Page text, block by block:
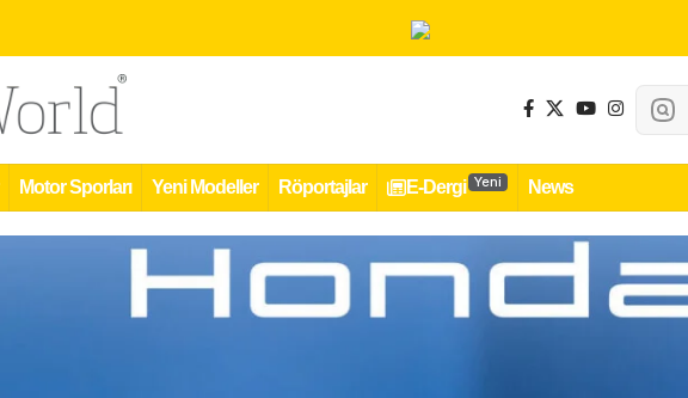
Motor Sporları Yeni Modeller Röportajlar E-Dergi Yeni News